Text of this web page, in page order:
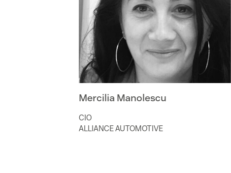
Mercilia Manolescu
CIO
ALLIANCE AUTOMOTIVE